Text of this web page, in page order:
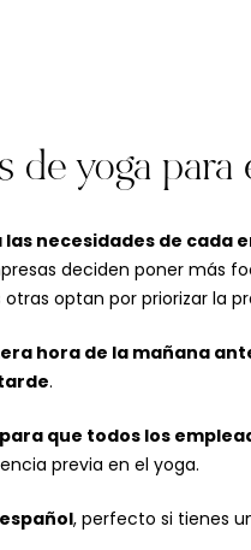
de yoga para
necesidades de cada
deciden poner más
optan por priorizar la
hora de la mañana
.
que todos los
previa en el yoga.
, perfecto si tienes